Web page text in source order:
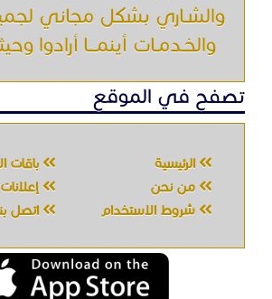
لتقنية المعلومات